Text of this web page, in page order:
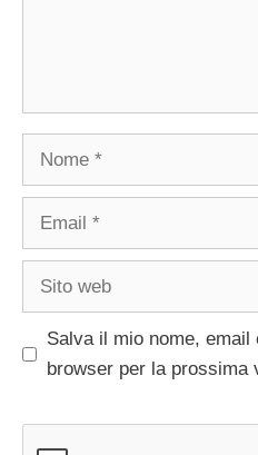
Nome
Email
Sito
Salva il mio nome, email
browser per la prossima